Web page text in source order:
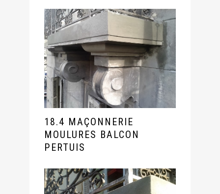
18.4 MAÇONNERIE
MOULURES BALCON
PERTUIS